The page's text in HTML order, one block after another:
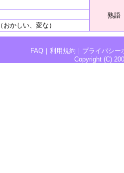
熟語
（おかしい、変な）
FAQ ｜ 利用規約 ｜ プライバシー
Copyright (C)